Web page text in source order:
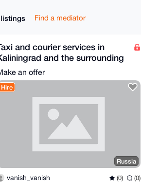
Find a mediator
and courier services in
and the surrounding
Russia
an offer
Hire
Russia
vanish_vanish (0) (0)